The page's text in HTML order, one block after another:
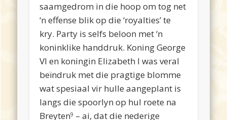
saamgedrom in die hoop om tog net
‘n effense blik op die ‘royalties’ te
kry. Party is selfs beloon met ‘n
koninklike handdruk. Koning George
VI en koningin Elizabeth I was veral
beïndruk met die pragtige blomme
wat spesiaal vir hulle aangeplant is
langs die spoorlyn op hul roete na
Breyten9 – ai, dat die nederige